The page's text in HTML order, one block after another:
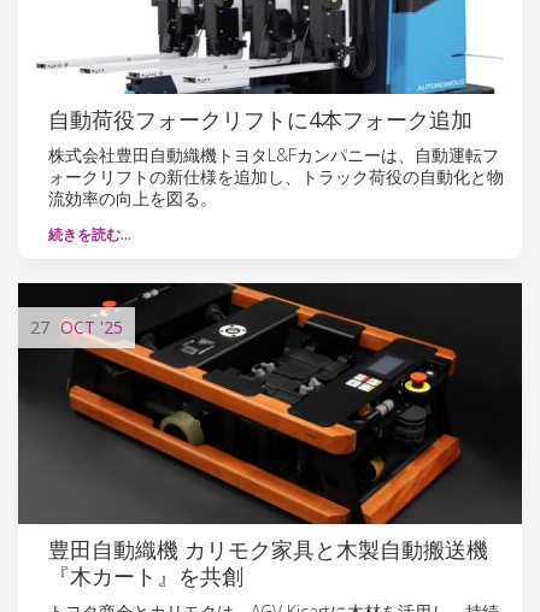
自動荷役フォークリフトに4本フォーク追加
株式会社豊田自動織機トヨタL&Fカンパニーは、自動運転フ
ォークリフトの新仕様を追加し、トラック荷役の自動化と物
流効率の向上を図る。
続きを読む…
27 OCT '25
豊田自動織機 カリモク家具と木製自動搬送機
『木カート』を共創